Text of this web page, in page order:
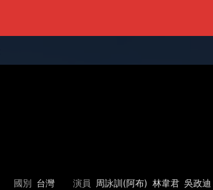
國別 台灣 演員 周詠訓(阿布) 林韋君 吳政迪